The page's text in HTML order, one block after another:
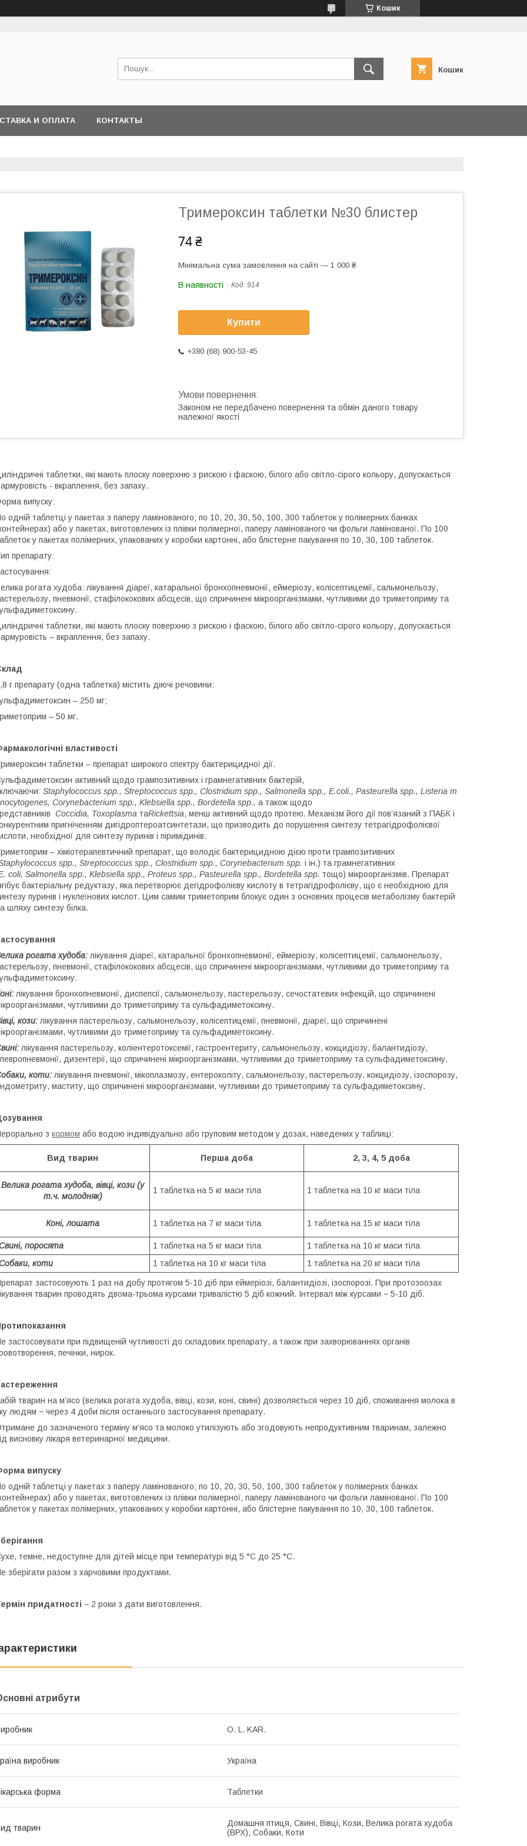
Кошик
Кошик
И ОПЛАТА КОНТАКТЫ
Тримероксин таблетки №30 блистер
74 ₴
Мінімальна сума замовлення на сайті — 1 000 ₴
В наявності Код: 914
Купити
+380 (68) 900-53-45
Законом не передбачено повернення та обмін даного товару
належної якості
таблетки, які мають плоску поверхню з рискою і фаскою, білого або світло-сірого кольору, допускається
- вкраплення, без запаху.
випуску:
одній таблетці у пакетах з паперу ламінованого; по 10, 20, 30, 50, 100, 300 таблеток у полімерних банках
або у пакетах, виготовлених із плівки полімерної, паперу ламінованого чи фольги ламінованої. По 100
у пакетах полімерних, упакованих у коробки картонні, або блістерне пакування по 10, 30, 100 таблеток.
препарату:
рогата худоба: лікування діареї, катаральної бронхопневмонії, еймеріозу, колісептицемії, сальмонельозу,
пневмонії, стафілококових абсцесів, що спричинені мікроорганізмами, чутливими до триметоприму та
таблетки, які мають плоску поверхню з рискою і фаскою, білого або світло-сірого кольору, допускається
– вкраплення, без запаху.
г препарату (одна таблетка) містить діючі речовини:
– 250 мг;
– 50 мг.
властивості
таблетки – препарат широкого спектру бактерицидної дії.
активний щодо грампозитивних і грамнегативних бактерій,
Staphylococcus spp., Streptococcus spp., Clostridium spp., Salmonella spp., E.coli., Pasteurella spp., Listeria m
, Corynebacterium spp., Klebsiella spp., Bordetella spp., а також щодо
Coccidia, Toxoplasmа таRickettsia, менш активний щодо протею. Механізм його дії пов’язаний з ПАБК і
пригніченням дигідроптероатсинтетази, що призводить до порушення синтезу тетрагідрофолієвої
необхідної для синтезу пуринів і піримідинів.
– хіміотерапевтичний препарат, що володіє бактерицидною дією проти грампозитивних
spp., Streptococcus spp., Clostridium spp., Corynebacterium spp. і ін.) та грамнегативних
coli, Salmonella spp., Klebsiella spp., Proteus spp., Pasteurella spp., Bordetella spp. тощо) мікроорганізмів. Препарат
бактеріальну редуктазу, яка перетворює дегідрофолієву кислоту в тетрагідрофолієву, що є необхідною для
пуринів і нуклеїнових кислот. Цим самим триметоприм блокує один з основних процесів метаболізму бактерій
шляху синтезу білка.
рогата худоба: лікування діареї, катаральної бронхопневмонії, еймеріозу, колісептицемії, сальмонельозу,
пневмонії, стафілококових абсцесів, що спричинені мікроорганізмами, чутливими до триметоприму та
лікування бронхопневмонії, диспепсії, сальмонельозу, пастерельозу, сечостатевих інфекцій, що спричинені
чутливими до триметоприму та сульфадиметоксину.
кози: лікування пастерельозу, сальмонельозу, колісептицемії, пневмонії, діареї, що спричинені
чутливими до триметоприму та сульфадиметоксину.
лікування пастерельозу, коліентеротоксемії, гастроентериту, сальмонельозу, кокцидіозу, балантидіозу,
дизентерії, що спричинені мікроорганізмами, чутливими до триметоприму та сульфадиметоксину.
коти: лікування пневмонії, мікоплазмозу, ентероколіту, сальмонельозу, пастерельозу, кокцидіозу, ізоспорозу,
маститу, що спричинені мікроорганізмами, чутливими до триметоприму та сульфадиметоксину.
з кормом або водою індивідуально або груповим методом у дозах, наведених у таблиці:
Вид тварин Перша доба 2, 3, 4, 5 доба
Велика рогата худоба, вівці, кози (у
т.ч. молодняк)
1 таблетка на 5 кг маси тіла 1 таблетка на 10 кг маси тіла
Коні, лошата 1 таблетка на 7 кг маси тіла 1 таблетка на 15 кг маси тіла
поросята 1 таблетка на 5 кг маси тіла
1 таблетка на 10 кг маси тіла
коти
1 таблетка на 10 кг маси тіла 1 таблетка на 20 кг маси тіла
застосовують 1 раз на добу протягом 5-10 діб при еймеріозі, балантидіозі, ізоспорозі. При протозоозах
тварин проводять двома-трьома курсами тривалістю 5 діб кожний. Інтервал між курсами − 5-10 діб.
застосовувати при підвищеній чутливості до складових препарату, а також при захворюваннях органів
печінки, нирок.
тварин на м’ясо (велика рогата худоба, вівці, кози, коні, свині) дозволяється через 10 діб, споживання молока в
людям − через 4 доби після останнього застосування препарату.
до зазначеного терміну м’ясо та молоко утилізують або згодовують непродуктивним тваринам, залежно
висновку лікаря ветеринарної медицини.
випуску
одній таблетці у пакетах з паперу ламінованого; по 10, 20, 30, 50, 100, 300 таблеток у полімерних банках
або у пакетах, виготовлених із плівки полімерної, паперу ламінованого чи фольги ламінованої. По 100
у пакетах полімерних, упакованих у коробки картонні, або блістерне пакування по 10, 30, 100 таблеток.
темне, недоступне для дітей місце при температурі від 5 °С до 25 °С.
зберігати разом з харчовими продуктами.
придатності − 2 роки з дати виготовлення.
атрибути
O. L. KAR.
виробник Україна
форма Таблетки
тварин
Домашня птиця, Свині, Вівці, Кози, Велика рогата худоба
(ВРХ), Собаки, Коти